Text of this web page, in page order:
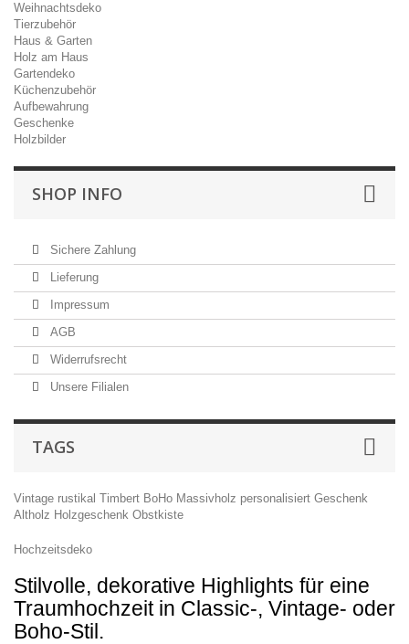
Weihnachtsdeko
Tierzubehör
Haus & Garten
Holz am Haus
Gartendeko
Küchenzubehör
Aufbewahrung
Geschenke
Holzbilder
SHOP INFO
Sichere Zahlung
Lieferung
Impressum
AGB
Widerrufsrecht
Unsere Filialen
TAGS
Vintage rustikal Timbert BoHo Massivholz personalisiert Geschenk
Altholz Holzgeschenk Obstkiste
Hochzeitsdeko
Stilvolle, dekorative Highlights für eine
Traumhochzeit in Classic-, Vintage- oder
Boho-Stil.